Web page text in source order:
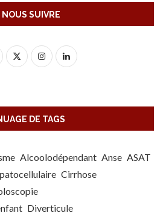
NOUS SUIVRE
DE TAGS
Alcoolodépendant Anse ASAT
Cirrhose
Diverticule